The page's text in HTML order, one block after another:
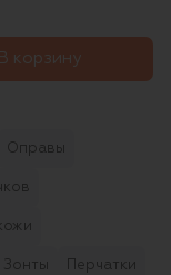
В корзину
Оправы
Зонты Перчатки